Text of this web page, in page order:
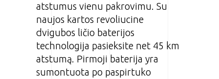
atstumus vienu pakrovimu. Su
naujos kartos revoliucine
dvigubos ličio baterijos
technologija pasieksite net 45 km
atstumą. Pirmoji baterija yra
sumontuota po paspirtuko